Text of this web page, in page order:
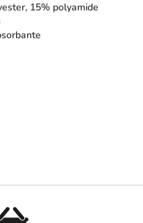
15% polyamide